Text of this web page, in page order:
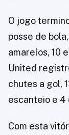
O jogo
posse de
amarelos, 10
United
chutes a gol,
escanteio e 4
Com esta